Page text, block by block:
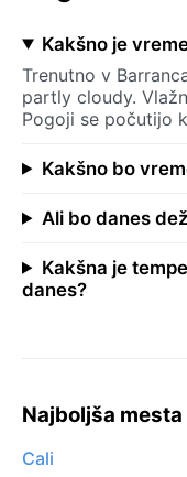
Kakšno je
Trenutno v
partly cloudy.
Pogoji se počutijo
Kakšno bo
Ali bo danes
Kakšna je
danes?
Najboljša
Cali